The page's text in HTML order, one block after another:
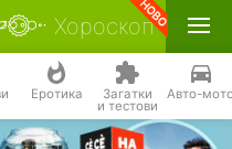
Хороскоп
Еротика Загатки
и тестови
Авто-